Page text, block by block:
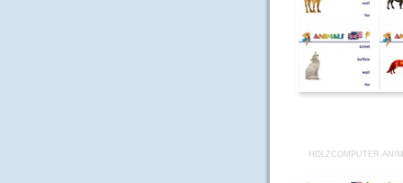
HOLZCOMPUTER-